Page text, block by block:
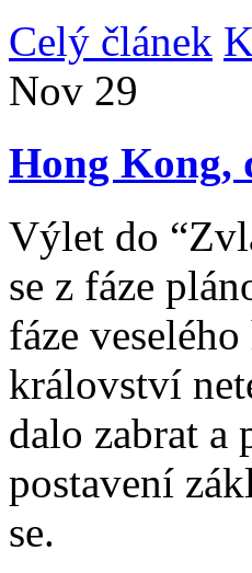
Celý článek
Nov 29
Hong Kong,
Výlet do
se z fáze
fáze
království
dalo zabrat
postavení
se.